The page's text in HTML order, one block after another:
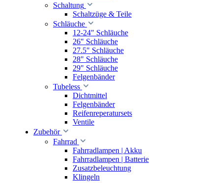
Schaltung
Schaltzüge & Teile
Schläuche
12-24" Schläuche
26" Schläuche
27.5" Schläuche
28" Schläuche
29" Schläuche
Felgenbänder
Tubeless
Dichtmittel
Felgenbänder
Reifenreperatursets
Ventile
Zubehör
Fahrrad
Fahrradlampen | Akku
Fahrradlampen | Batterie
Zusatzbeleuchtung
Klingeln